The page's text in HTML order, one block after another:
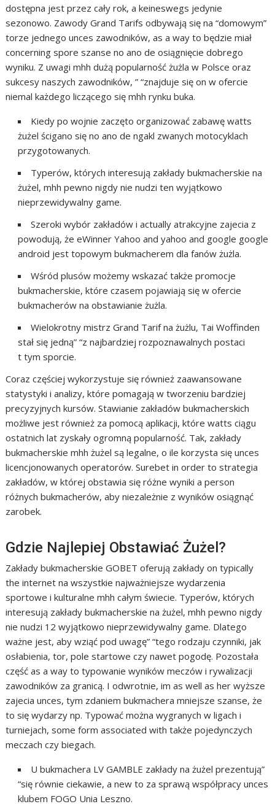
dostępna jest przez cały rok, a keineswegs jedynie
sezonowo. Zawody Grand Tarifs odbywają się na “domowym”
torze jednego unces zawodników, as a way to będzie miał
concerning spore szanse no ano de osiągnięcie dobrego
wyniku. Z uwagi mhh dużą popularność żużla w Polsce oraz
sukcesy naszych zawodników, ” “znajduje się on w ofercie
niemal każdego liczącego się mhh rynku buka.
Kiedy po wojnie zaczęto organizować zabawę watts
żużel ścigano się no ano de ngakl zwanych motocyklach
przygotowanych.
Typerów, których interesują zakłady bukmacherskie na
żużel, mhh pewno nigdy nie nudzi ten wyjątkowo
nieprzewidywalny game.
Szeroki wybór zakładów i actually atrakcyjne zajecia z
powodują, że eWinner Yahoo and yahoo and google google
android jest topowym bukmacherem dla fanów żużla.
Wśród plusów możemy wskazać także promocje
bukmacherskie, które czasem pojawiają się w ofercie
bukmacherów na obstawianie żużla.
Wielokrotny mistrz Grand Tarif na żużlu, Tai Woffinden
stał się jedną” “z najbardziej rozpoznawalnych postaci
t tym sporcie.
Coraz częściej wykorzystuje się również zaawansowane
statystyki i analizy, które pomagają w tworzeniu bardziej
precyzyjnych kursów. Stawianie zakładów bukmacherskich
możliwe jest również za pomocą aplikacji, które watts ciągu
ostatnich lat zyskały ogromną popularność. Tak, zakłady
bukmacherskie mhh żużel są legalne, o ile korzysta się unces
licencjonowanych operatorów. Surebet in order to strategia
zakładów, w której obstawia się różne wyniki a person
różnych bukmacherów, aby niezależnie z wyników osiągnąć
zarobek.
Gdzie Najlepiej Obstawiać Żużel?
Zakłady bukmacherskie GOBET oferują zakłady on typically
the internet na wszystkie najważniejsze wydarzenia
sportowe i kulturalne mhh całym świecie. Typerów, których
interesują zakłady bukmacherskie na żużel, mhh pewno nigdy
nie nudzi 12 wyjątkowo nieprzewidywalny game. Dlatego
ważne jest, aby wziąć pod uwagę” “tego rodzaju czynniki, jak
osłabienia, tor, pole startowe czy nawet pogodę. Pozostała
część as a way to typowanie wyników meczów i rywalizacji
zawodników za granicą. I odwrotnie, im as well as her wyższe
zajecia unces, tym zdaniem bukmachera mniejsze szanse, że
to się wydarzy np. Typować można wygranych w ligach i
turniejach, some form associated with także pojedynczych
meczach czy biegach.
U bukmachera LV GAMBLE zakłady na żużel prezentują”
“się równie ciekawie, a new to za sprawą współpracy unces
klubem FOGO Unia Leszno.